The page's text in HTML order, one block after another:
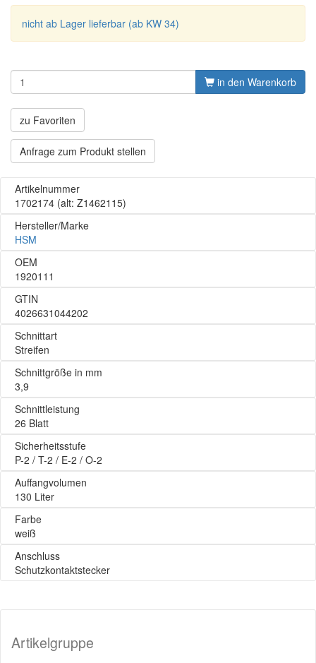
nicht ab Lager lieferbar (ab KW 34)
in den Warenkorb
zu Favoriten
Anfrage zum Produkt stellen
Artikelnummer
1702174 (alt: Z1462115)
Hersteller/Marke
HSM
OEM
1920111
GTIN
4026631044202
Schnittart
Streifen
Schnittgröße in mm
3,9
Schnittleistung
26 Blatt
Sicherheitsstufe
P-2 / T-2 / E-2 / O-2
Auffangvolumen
130 Liter
Farbe
weiß
Anschluss
Schutzkontaktstecker
Artikelgruppe